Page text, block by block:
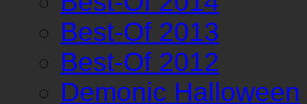
Best-Of 2013
Best-Of 2012
Demonic Halloween